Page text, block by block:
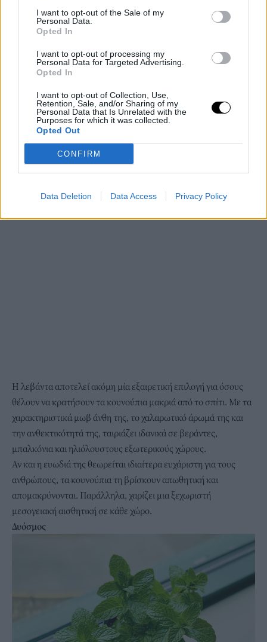
I want to opt-out of the Sale of my
Personal Data.
Opted In
I want to opt-out of processing my
Personal Data for Targeted Advertising.
Opted In
I want to opt-out of Collection, Use,
Retention, Sale, and/or Sharing of my
Personal Data that Is Unrelated with the
Purposes for which it was collected.
Opted Out
CONFIRM
Data Deletion Data Access Privacy Policy
Λεβάντα/ Φωτογραφία: Unsplash
Η λεβάντα αποτελεί ακόμη μία εξαιρετική επιλογή για όσους
θέλουν να κρατήσουν τα κουνούπια μακριά από το σπίτι. Με τα
χαρακτηριστικά μωβ άνθη της, το χαλαρωτικό άρωμά της και
την ανθεκτικότητά της, ταιριάζει ιδανικά σε βεράντες,
μπαλκόνια και ηλιόλουστους εξωτερικούς χώρους.
Αν και η ευωδιά της θεωρείται ιδιαίτερα ευχάριστη για τους
ανθρώπους, τα κουνούπια τη βρίσκουν απωθητική και
απομακρύνονται. Παράλληλα, χαρίζει μια ξεχωριστή
μεσογειακή αισθητική σε κάθε χώρο.
Δυόσμος